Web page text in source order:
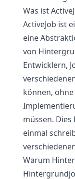
Was ist
ActiveJob ist
eine
von
Entwicklern,
können,
müssen. Dies
einmal
Warum